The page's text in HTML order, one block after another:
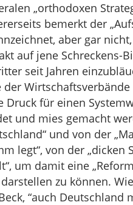
„orthodoxen
bemerkt der
aber gar
auf jene Schreckens-
seit Jahren
für einen
und mies gemacht
und von der
legt“, von der „dicken
um damit eine
zu können.
“auch